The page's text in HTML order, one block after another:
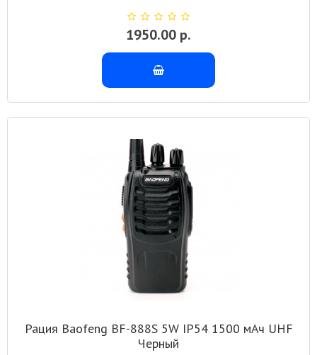
1950.00 р.
Рация Baofeng BF-888S 5W IP54 1500 мАч UHF
Черный